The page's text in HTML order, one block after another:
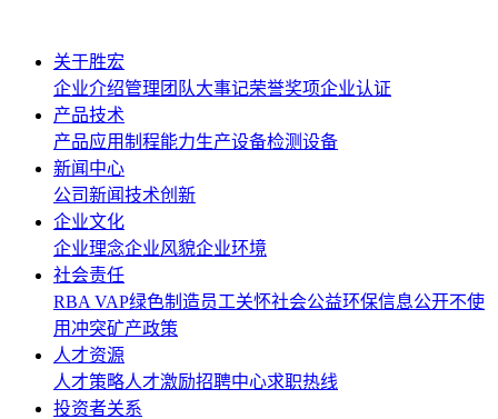
关于胜宏
企业介绍管理团队大事记荣誉奖项企业认证
产品技术
产品应用制程能力生产设备检测设备
新闻中心
公司新闻技术创新
企业文化
企业理念企业风貌企业环境
社会责任
RBA VAP绿色制造员工关怀社会公益环保信息公开不使
用冲突矿产政策
人才资源
人才策略人才激励招聘中心求职热线
投资者关系